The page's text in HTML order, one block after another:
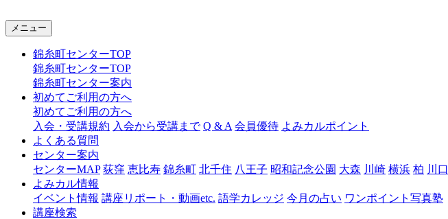
ャ
錦
糸
メニュー
錦糸町センターTOP
錦糸町センターTOP
錦糸町センター案内
初めてご利用の方へ
初めてご利用の方へ
入会・受講規約 入会から受講まで Q & A 会員優待 よみカルポイント
よくある質問
センター案内
センターMAP 荻窪 恵比寿 錦糸町 北千住 八王子 昭和記念公園 大森 川崎 横浜 柏 川口
よみカル情報
イベント情報 講座リポート・動画etc. 語学カレッジ 今月の占い ワンポイント写真塾
講座検索